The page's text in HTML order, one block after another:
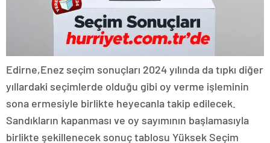
Edirne,Enez seçim sonuçları 2024 yılında da tıpkı diğer
yıllardaki seçimlerde olduğu gibi oy verme işleminin
sona ermesiyle birlikte heyecanla takip edilecek.
Sandıkların kapanması ve oy sayımının başlamasıyla
birlikte şekillenecek sonuç tablosu Yüksek Seçim